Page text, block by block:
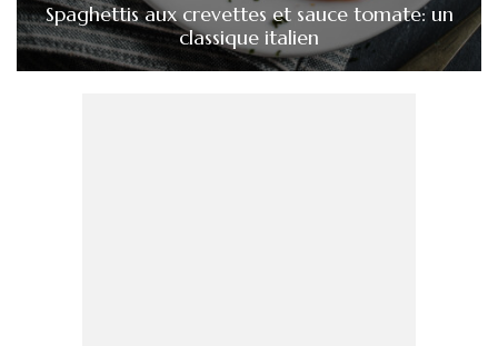
Spaghettis aux crevettes et sauce tomate: un
classique italien